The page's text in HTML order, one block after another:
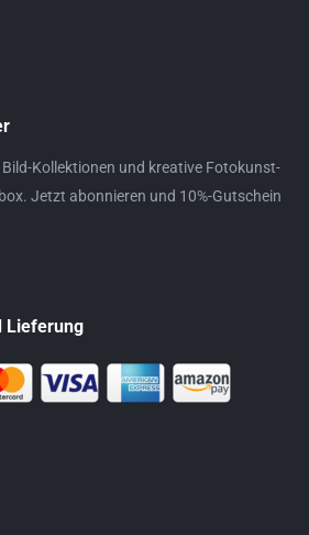
Kollektionen und kreative Fotokunst-
Jetzt abonnieren und 10%-Gutschein
Lieferung